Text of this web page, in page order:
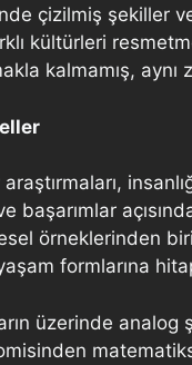
çizilmiş şekiller
kültürleri
kalmamış, aynı
ve başarımlar
örneklerinden
formlarına
üzerinde